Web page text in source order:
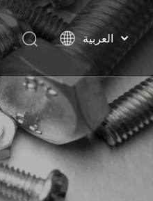
العربية
हिन्दी
Italiano
Deutsch
Português
Español